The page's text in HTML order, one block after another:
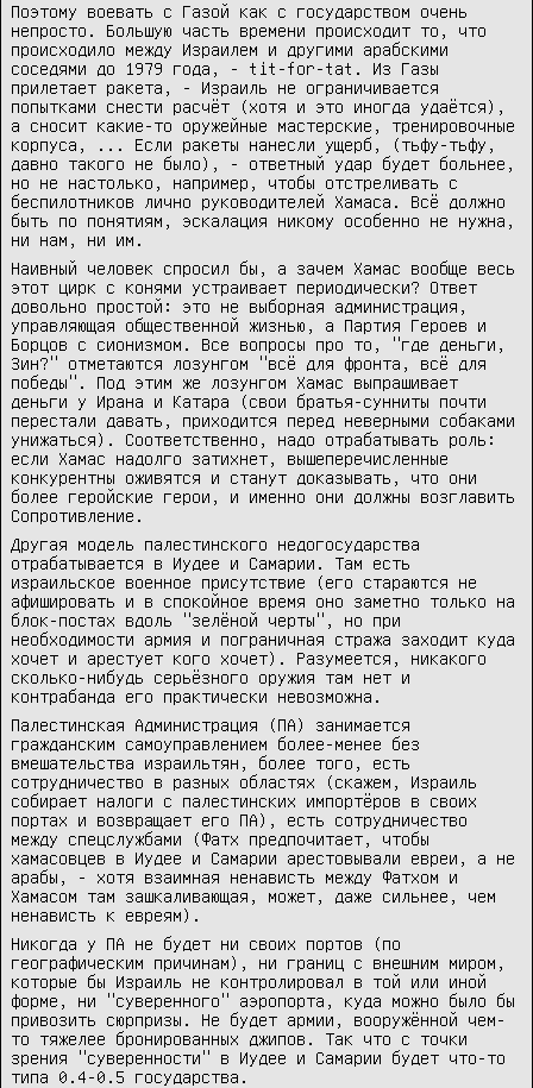
Поэтому воевать с Газой как с государством очень
непросто. Большую часть времени происходит то, что
происходило между Израилем и другими арабскими
соседями до 1979 года, - tit-for-tat. Из Газы
прилетает ракета, - Израиль не ограничивается
попытками снести расчёт (хотя и это иногда удаётся),
а сносит какие-то оружейные мастерские, тренировочные
корпуса, ... Если ракеты нанесли ущерб, (тьфу-тьфу,
давно такого не было), - ответный удар будет больнее,
но не настолько, например, чтобы отстреливать с
беспилотников лично руководителей Хамаса. Всё должно
быть по понятиям, эскалация никому особенно не нужна,
ни нам, ни им.
Наивный человек спросил бы, а зачем Хамас вообще весь
этот цирк с конями устраивает периодически? Ответ
довольно простой: это не выборная администрация,
управляющая общественной жизнью, а Партия Героев и
Борцов с сионизмом. Все вопросы про то, "где деньги,
Зин?" отметаются лозунгом "всё для фронта, всё для
победы". Под этим же лозунгом Хамас выпрашивает
деньги у Ирана и Катара (свои братья-сунниты почти
перестали давать, приходится перед неверными собаками
унижаться). Соответственно, надо отрабатывать роль:
если Хамас надолго затихнет, вышеперечисленные
конкурентны оживятся и станут доказывать, что они
более геройские герои, и именно они должны возглавить
Сопротивление.
Другая модель палестинского недогосударства
отрабатывается в Иудее и Самарии. Там есть
израильское военное присутствие (его стараются не
афишировать и в спокойное время оно заметно только на
блок-постах вдоль "зелёной черты", но при
необходимости армия и пограничная стража заходит куда
хочет и арестует кого хочет). Разумеется, никакого
сколько-нибудь серьёзного оружия там нет и
контрабанда его практически невозможна.
Палестинская Администрация (ПА) занимается
гражданским самоуправлением более-менее без
вмешательства израильтян, более того, есть
сотрудничество в разных областях (скажем, Израиль
собирает налоги с палестинских импортёров в своих
портах и возвращает его ПА), есть сотрудничество
между спецслужбами (Фатх предпочитает, чтобы
хамасовцев в Иудее и Самарии арестовывали евреи, а не
арабы, - хотя взаимная ненависть между Фатхом и
Хамасом там зашкаливающая, может, даже сильнее, чем
ненависть к евреям).
Никогда у ПА не будет ни своих портов (по
географическим причинам), ни границ с внешним миром,
которые бы Израиль не контролировал в той или иной
форме, ни "суверенного" аэропорта, куда можно было бы
привозить сюрпризы. Не будет армии, вооружённой чем-
то тяжелее бронированных джипов. Так что с точки
зрения "суверенности" в Иудее и Самарии будет что-то
типа 0.4-0.5 государства.